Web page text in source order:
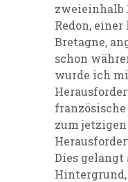
zweieinhalb
Redon,
Bretagne,
schon
wurde ich
französische
zum
Dies gelangt